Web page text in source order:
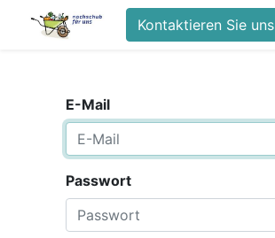
Kontaktieren Sie uns
E-Mail
Passwort